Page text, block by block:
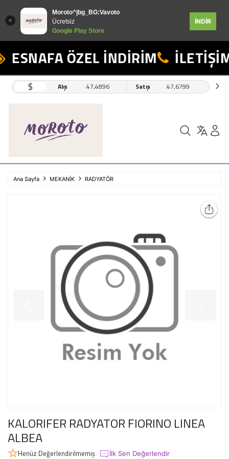
Moroto^|bg_BG:Vavoto
Ücretsiz
Google Play Store
İNDİR
ESNAFA ÖZEL İNDİRİM
$ Alış 47,4896 Satış 47,6799
Ana Sayfa MEKANİK RADYATÖR
KALORIFER RADYATOR FIORINO LINEA
ALBEA
Henüz Değerlendirilmemiş İlk Sen Değerlendir